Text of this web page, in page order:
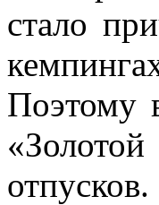
стало
Поэтому
отпусков.